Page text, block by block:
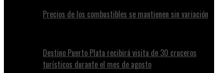
Precios de los combustibles se mantienen sin variación
Destino Puerto Plata recibirá visita de 30 cruceros
turísticos durante el mes de agosto